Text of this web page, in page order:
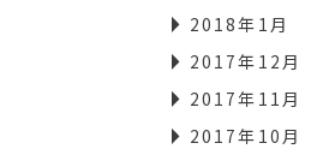
2018年1月
2017年12月
2017年11月
2017年10月